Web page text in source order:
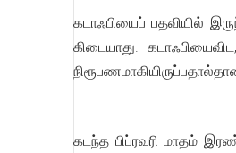
கடாஃபியைப் பதவியில்
கிடையாது.
கடந்த பிப்ரவரி மாதம்